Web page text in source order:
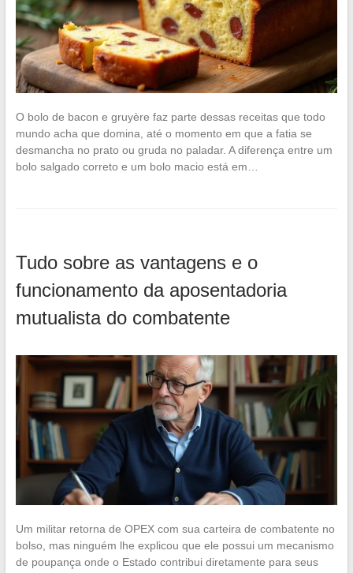
O bolo de bacon e gruyère faz parte dessas receitas que todo
mundo acha que domina, até o momento em que a fatia se
desmancha no prato ou gruda no paladar. A diferença entre um
bolo salgado correto e um bolo macio está em…
Tudo sobre as vantagens e o
funcionamento da aposentadoria
mutualista do combatente
Um militar retorna de OPEX com sua carteira de combatente no
bolso, mas ninguém lhe explicou que ele possui um mecanismo
de poupança onde o Estado contribui diretamente para seus